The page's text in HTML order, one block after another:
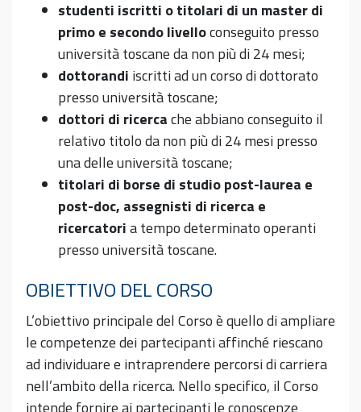
studenti iscritti o titolari di un master di
primo e secondo livelloconseguito presso
università toscane da non più di 24 mesi;
dottorandi iscritti ad un corso di dottorato
presso università toscane;
dottori di ricercache abbiano conseguito il
relativo titolo da non più di 24 mesi presso
una delle università toscane;
titolari di borse di studio post-laurea e
post-doc, assegnisti di ricerca e
ricercatoria tempo determinato operanti
presso università toscane.
OBIETTIVO DEL CORSO
L’obiettivo principale del Corso è quello di ampliare
le competenze dei partecipanti affinché riescano
ad individuare e intraprendere percorsi di carriera
nell’ambito della ricerca. Nello specifico, il Corso